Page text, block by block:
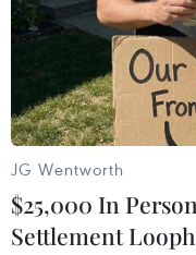
JG Wentworth
$25,000 In
Settlement